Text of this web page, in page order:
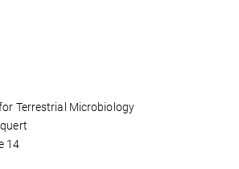
Terrestrial Microbiology
14